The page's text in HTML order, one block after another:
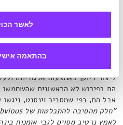
לאשר
בהתאמה
ג'יימס וינסנט מביא במגזיןVerge
המשלים את הדוקטורט שלו בלימוד
Obviousשנועד,
של בינה מלאכותית דרך אומנות.
ליצור דיוקן באמצעות אלגוריתם
הם בפירוש לא הראשונים שהשתמשו
אבל הם, כפי שמסביר וינסנט, ניגשו
"חלק מהסיבה להתבלטות של
לאמץ נרטיב מסוים לגבי אומנות